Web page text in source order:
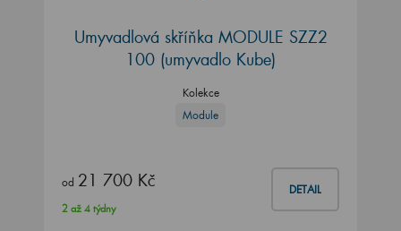
Umyvadlová skříňka MODULE SZZ2
100 (umyvadlo Kube)
Kolekce
Module
od 21 700 Kč DETAIL
2 až 4 týdny